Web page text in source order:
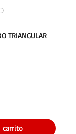
TRIANGULAR
carrito